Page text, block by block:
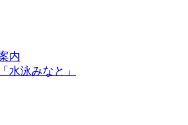
内
水泳みなと」